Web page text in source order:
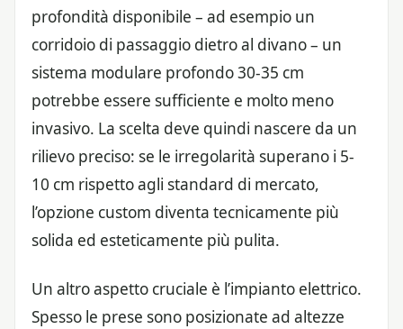
profondità disponibile – ad esempio un
corridoio di passaggio dietro al divano – un
sistema modulare profondo 30-35 cm
potrebbe essere sufficiente e molto meno
invasivo. La scelta deve quindi nascere da un
rilievo preciso: se le irregolarità superano i 5-
10 cm rispetto agli standard di mercato,
l’opzione custom diventa tecnicamente più
solida ed esteticamente più pulita.
Un altro aspetto cruciale è l’impianto elettrico.
Spesso le prese sono posizionate ad altezze